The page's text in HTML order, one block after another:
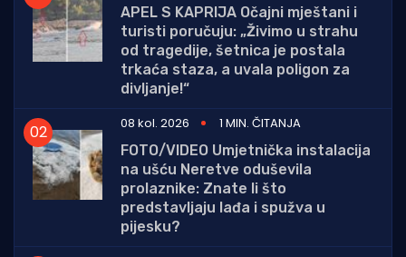
APEL S KAPRIJA Očajni mještani i
turisti poručuju: „Živimo u strahu
od tragedije, šetnica je postala
trkaća staza, a uvala poligon za
divljanje!“
08 kol. 2026
1 MIN. ČITANJA
FOTO/VIDEO Umjetnička instalacija
na ušću Neretve oduševila
prolaznike: Znate li što
predstavljaju lađa i spužva u
pijesku?